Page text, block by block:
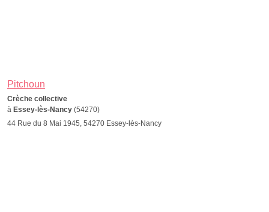
Pitchoun
Crèche collective
à Essey-lès-Nancy (54270)
44 Rue du 8 Mai 1945, 54270 Essey-lès-Nancy